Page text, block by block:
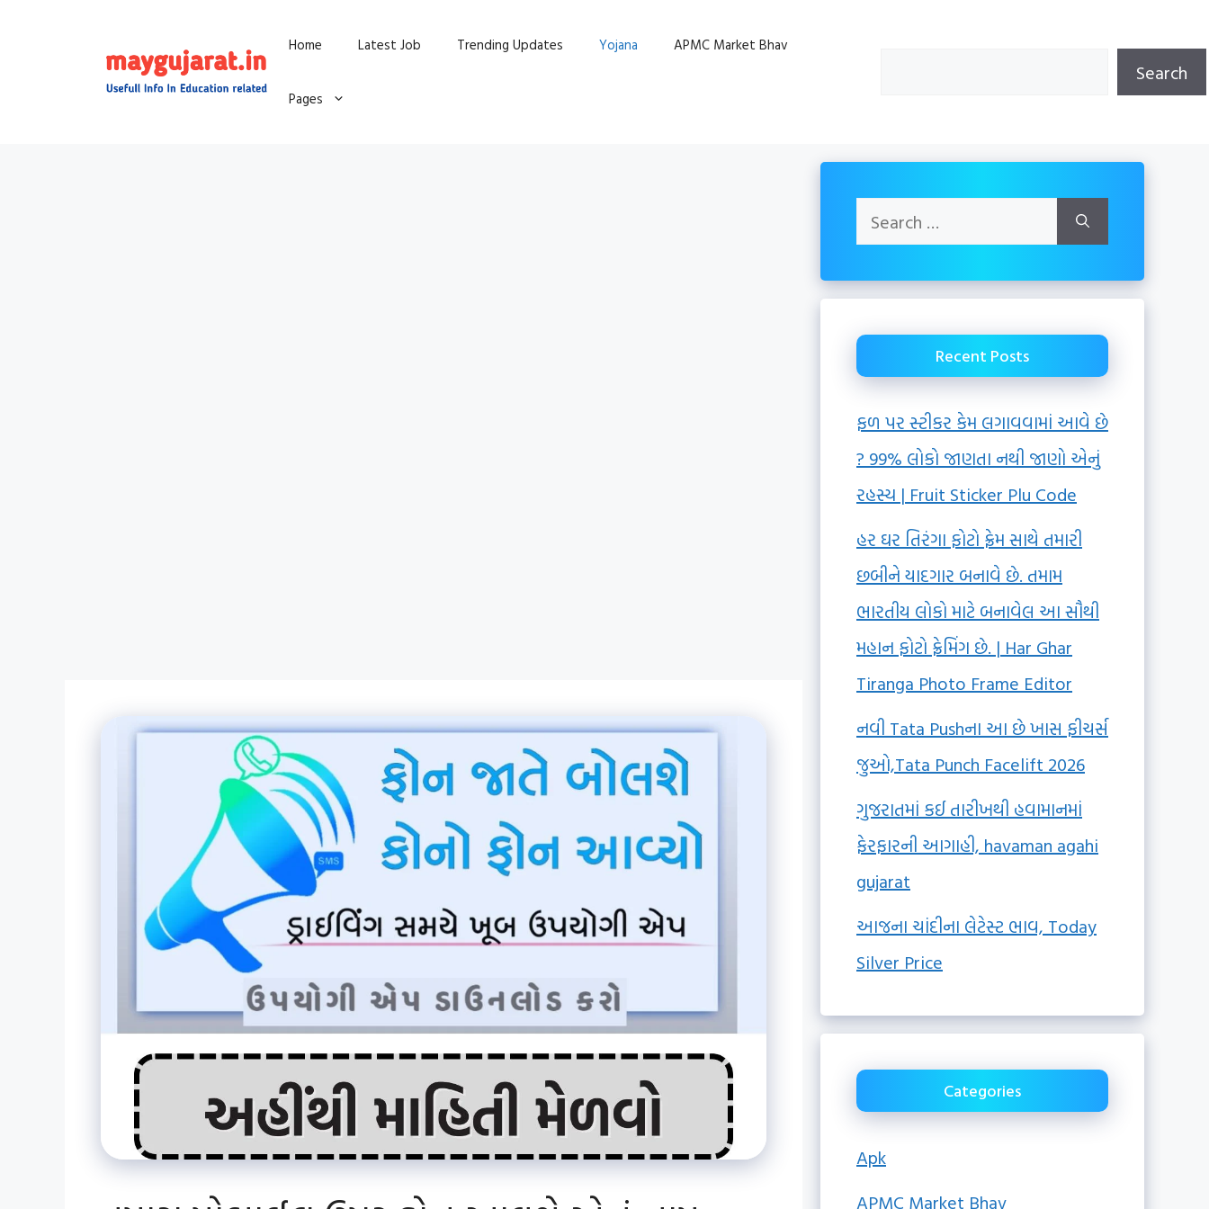
Home Latest Job Trending Updates Yojana APMC Market Bhav
Pages
Search
Search
for:
Recent Posts
ફળ પર સ્ટીકર કેમ લગાવવામાં આવે છે
? 99% લોકો જાણતા નથી જાણો એનું
રહસ્ય | Fruit Sticker Plu Code
હર ઘર તિરંગા ફોટો ફ્રેમ સાથે તમારી
છબીને યાદગાર બનાવે છે. તમામ
ભારતીય લોકો માટે બનાવેલ આ સૌથી
મહાન ફોટો ફ્રેમિંગ છે. | Har Ghar
Tiranga Photo Frame Editor
નવી Tata Pushના આ છે ખાસ ફીચર્સ
જુઓ,Tata Punch Facelift 2026
ગુજરાતમાં કઈ તારીખથી હવામાનમાં
ફેરફારની આગાહી, havaman agahi
gujarat
આજના ચાંદીના લેટેસ્ટ ભાવ, Today
Silver Price
Categories
Apk
APMC Market Bhav